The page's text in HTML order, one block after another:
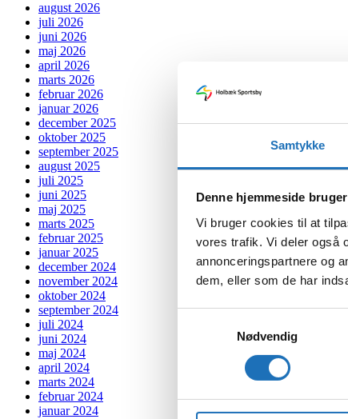
Samtykke
Denne hjemmeside
Vi bruger cookies til at
vores trafik. Vi deler også
annonceringspartnere og
dem, eller som de har
Nødvendig
august 2026
juli 2026
juni 2026
maj 2026
april 2026
marts 2026
februar 2026
januar 2026
december 2025
oktober 2025
september 2025
august 2025
juli 2025
juni 2025
maj 2025
marts 2025
februar 2025
januar 2025
december 2024
november 2024
oktober 2024
september 2024
juli 2024
juni 2024
maj 2024
april 2024
marts 2024
februar 2024
januar 2024